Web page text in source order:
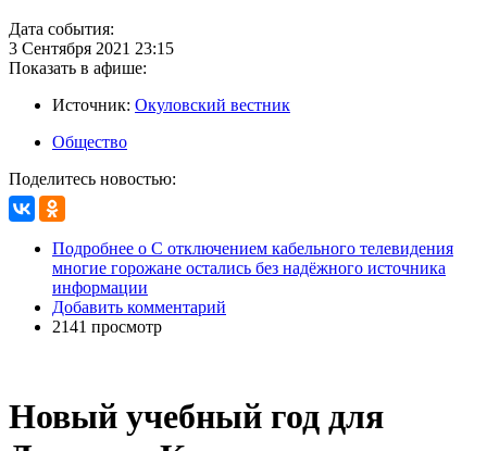
Дата события:
3 Сентября 2021 23:15
Показать в афише:
Источник: Окуловский вестник
Общество
Поделитесь новостью:
Подробнее о С отключением кабельного телевидения
многие горожане остались без надёжного источника
информации
Добавить комментарий
2141 просмотр
Новый учебный год для